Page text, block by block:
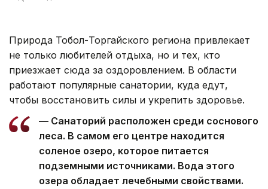
Природа Тобол-Торгайского региона привлекает
не только любителей отдыха, но и тех, кто
приезжает сюда за оздоровлением. В области
работают популярные санатории, куда едут,
чтобы восстановить силы и укрепить здоровье.
— Санаторий расположен среди соснового
леса. В самом его центре находится
соленое озеро, которое питается
подземными источниками. Вода этого
озера обладает лечебными свойствами.